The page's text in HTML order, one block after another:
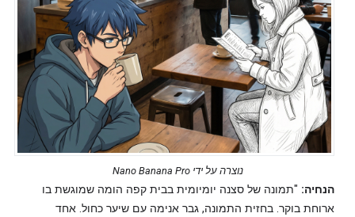
נוצרה על ידי Nano Banana Pro
הנחיה: "תמונה של סצנה יומיומית בבית קפה הומה שמוגשת בו
ארוחת בוקר. בחזית התמונה, גבר אנימה עם שיער כחול. אחד